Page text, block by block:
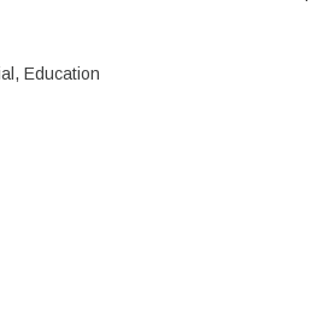
, Education